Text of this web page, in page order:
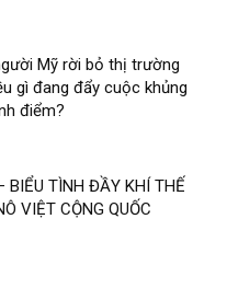
Mỹ rời bỏ thị trường
gì đang đẩy cuộc khủng
điểm?
BIỂU TÌNH ĐẦY KHÍ THẾ
VIỆT CỘNG QUỐC